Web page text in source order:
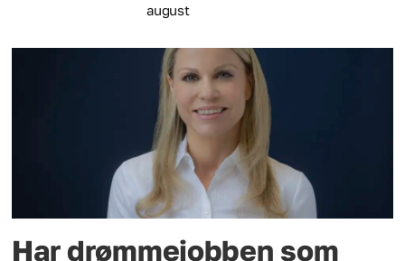
august
Har drømmejobben som